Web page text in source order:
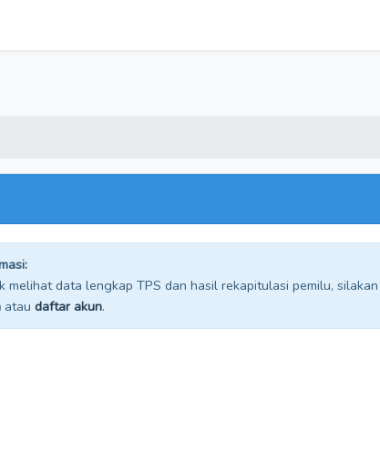
melihat data lengkap TPS dan hasil rekapitulasi pemilu, silakan
atau daftar akun.